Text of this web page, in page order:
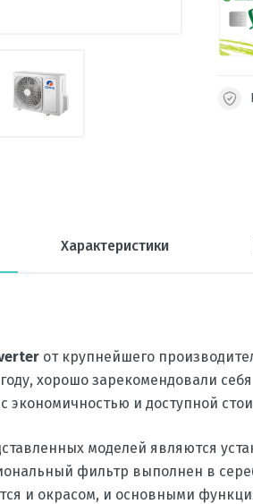
Характеристики
от крупнейшего
хорошо зарекомендовали
экономичностью и доступной
моделей являются
фильтр выполнен в
и окрасом, и основными